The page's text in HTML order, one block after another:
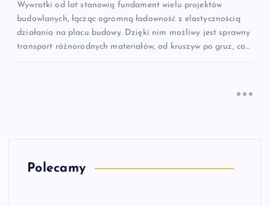
Wywrotki od lat stanowią fundament wielu projektów
budowlanych, łącząc ogromną ładowność z elastycznością
działania na placu budowy. Dzięki nim możliwy jest sprawny
transport różnorodnych materiałów, od kruszyw po gruz, co…
Polecamy